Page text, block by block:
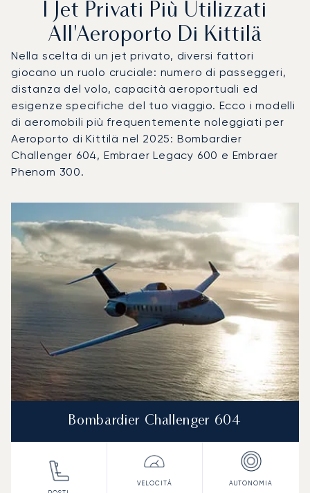
I Jet Privati Più Utilizzati
All'Aeroporto Di Kittilä
Nella scelta di un jet privato, diversi fattori
giocano un ruolo cruciale: numero di passeggeri,
distanza del volo, capacità aeroportuali ed
esigenze specifiche del tuo viaggio. Ecco i modelli
di aeromobili più frequentemente noleggiati per
Aeroporto di Kittilä nel 2025: Bombardier
Challenger 604, Embraer Legacy 600 e Embraer
Phenom 300.
Modello di aeromobile
Velocità (km/h)
Velocità (nodi)
Autonomia (NM)
Bombardier Challenger 604